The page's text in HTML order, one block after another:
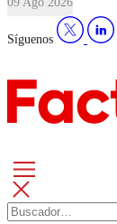
Síguenos